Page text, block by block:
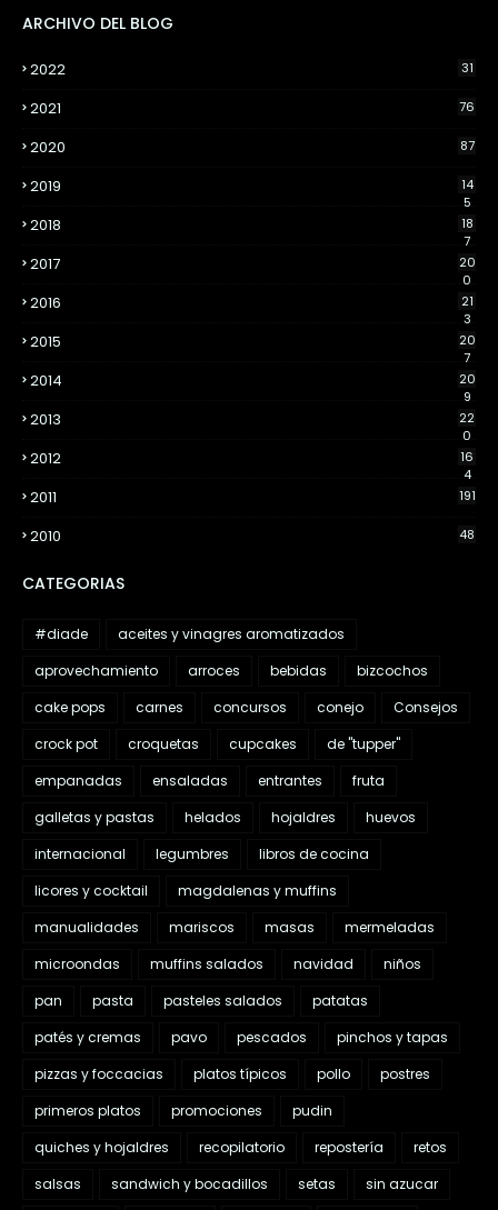
ARCHIVO DEL BLOG
2022 31
2021 76
2020 87
2019
14
5
2018
18
7
2017
20
0
2016
21
3
2015
20
7
2014
20
9
2013
22
0
2012
16
4
2011 191
2010 48
CATEGORIAS
#diade
aceites y vinagres aromatizados
aprovechamiento
arroces bebidas
bizcochos
cake pops
carnes concursos conejo
Consejos
crock pot
croquetas cupcakes
de "tupper"
empanadas
ensaladas entrantes
fruta
galletas y pastas
helados hojaldres
huevos
internacional
legumbres
libros de cocina
licores y cocktail
magdalenas y muffins
manualidades
mariscos masas
mermeladas
microondas
muffins salados navidad
niños
pan
pasta pasteles salados
patatas
patés y cremas
pavo pescados
pinchos y tapas
pizzas y foccacias
platos típicos pollo
postres
primeros platos
promociones
pudin
quiches y hojaldres
recopilatorio repostería
retos
salsas
sandwich y bocadillos setas
sin azucar